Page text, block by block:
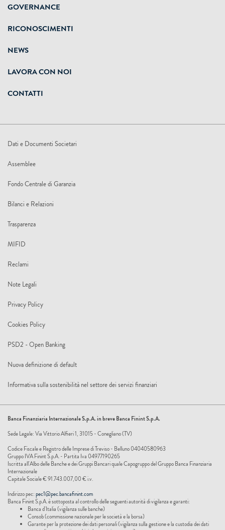
GOVERNANCE
RICONOSCIMENTI
NEWS
LAVORA CON NOI
CONTATTI
Dati e Documenti Societari
Assemblee
Fondo Centrale di Garanzia
Bilanci e Relazioni
Trasparenza
MIFID
Reclami
Note Legali
Privacy Policy
Cookies Policy
PSD2 - Open Banking
Nuova definizione di default
Informativa sulla sostenibilità nel settore dei servizi finanziari
Banca Finanziaria Internazionale S.p.A. in breve Banca Finint S.p.A.
Sede Legale: Via Vittorio Alfieri 1, 31015 - Conegliano (TV)
Codice Fiscale e Registro delle Imprese di Treviso - Belluno 04040580963
Gruppo IVA Finint S.p.A. - Partita Iva 04977190265
Iscritta all'Albo delle Banche e dei Gruppi Bancari quale Capogruppo del Gruppo Banca Finanziaria
Internazionale
Capitale Sociale € 91.743.007,00 € i.v.
Indirizzo pec:pec1@pec.bancafinint.com
Banca Finint S.p.A. è sottoposta al controllo delle seguenti autorità di vigilanza e garanti:
Banca d'Italia (vigilanza sulle banche)
Consob (commissione nazionale per le società e la borsa)
Garante per la protezione dei dati personali (vigilanza sulla gestione e la custodia dei dati